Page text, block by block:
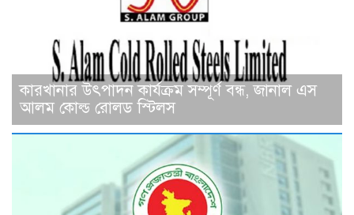
কারখানার উৎপাদন কার্যক্রম সম্পূর্ণ বন্ধ, জানাল এস
আলম কোল্ড রোলড স্টিলস